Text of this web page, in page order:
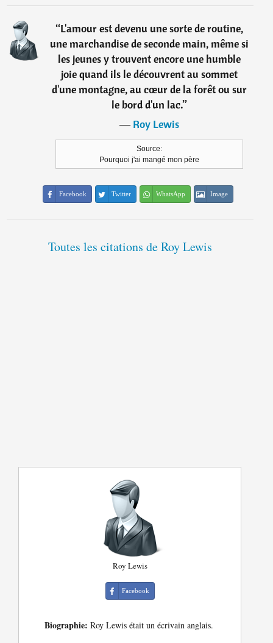
“L'amour est devenu une sorte de routine,
une marchandise de seconde main, même si
les jeunes y trouvent encore une humble
joie quand ils le découvrent au sommet
d'une montagne, au cœur de la forêt ou sur
le bord d'un lac.”
―Roy Lewis
Source:
Pourquoi j'ai mangé mon père
Facebook Twitter WhatsApp Image
Toutes les citations de Roy Lewis
Roy Lewis
Facebook
Biographie: Roy Lewis était un écrivain anglais.